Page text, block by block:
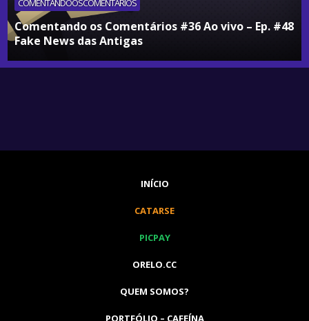
Comentando os Comentários #36 Ao vivo – Ep. #48
Fake News das Antigas
INÍCIO
CATARSE
PICPAY
ORELO.CC
QUEM SOMOS?
PORTFÓLIO – CAFEÍNA